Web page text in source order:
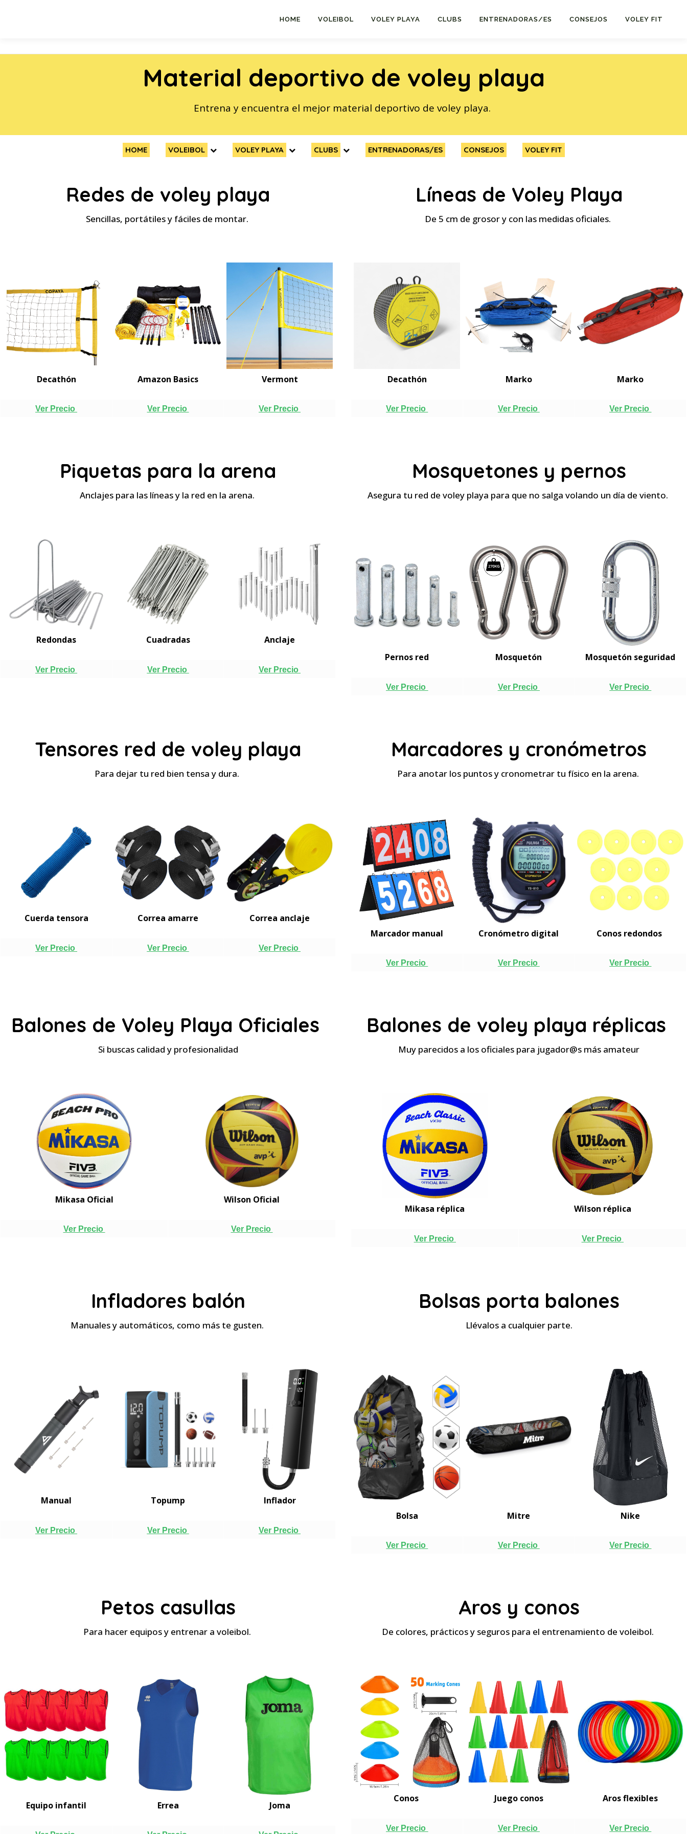
HOME VOLEIBOL VOLEY PLAYA CLUBS ENTRENADORAS/ES CONSEJOS VOLEY FIT
Material deportivo de voley playa
Entrena y encuentra el mejor material deportivo de voley playa.
HOME VOLEIBOL VOLEY PLAYA CLUBS ENTRENADORAS/ES CONSEJOS VOLEY FIT
Redes de voley playa
Sencillas, portátiles y fáciles de montar.
Decathón Amazon Basics Vermont
Ver Precio Ver Precio Ver Precio
Líneas de Voley Playa
De 5 cm de grosor y con las medidas oficiales.
Decathón Marko Marko
Ver Precio Ver Precio Ver Precio
Piquetas para la arena
Anclajes para las líneas y la red en la arena.
Redondas Cuadradas Anclaje
Ver Precio Ver Precio Ver Precio
Mosquetones y pernos
Asegura tu red de voley playa para que no salga volando un día de viento.
Pernos red Mosquetón Mosquetón seguridad
Ver Precio Ver Precio Ver Precio
Tensores red de voley playa
Para dejar tu red bien tensa y dura.
Cuerda tensora Correa amarre Correa anclaje
Ver Precio Ver Precio Ver Precio
Marcadores y cronómetros
Para anotar los puntos y cronometrar tu físico en la arena.
Marcador manual Cronómetro digital Conos redondos
Ver Precio Ver Precio Ver Precio
Balones de Voley Playa Oficiales
Si buscas calidad y profesionalidad
Mikasa Oficial Wilson Oficial
Ver Precio Ver Precio
Balones de voley playa réplicas
Muy parecidos a los oficiales para jugador@s más amateur
Mikasa réplica Wilson réplica
Ver Precio Ver Precio
Infladores balón
Manuales y automáticos, como más te gusten.
Manual Topump Inflador
Ver Precio Ver Precio Ver Precio
Bolsas porta balones
Llévalos a cualquier parte.
Bolsa Mitre Nike
Ver Precio Ver Precio Ver Precio
Petos casullas
Para hacer equipos y entrenar a voleibol.
Equipo infantil Errea Joma
Aros y conos
De colores, prácticos y seguros para el entrenamiento de voleibol.
Conos Juego conos Aros flexibles
Ver Precio Ver Precio Ver Precio